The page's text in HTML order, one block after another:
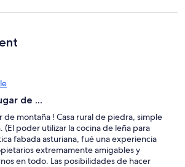
de ...
de montaña ! Casa rural de piedra, simple
poder utilizar la cocina de leña para
fabada asturiana, fué una experiencia
extremamente amigables y
en todo. Las posibilidades de hacer